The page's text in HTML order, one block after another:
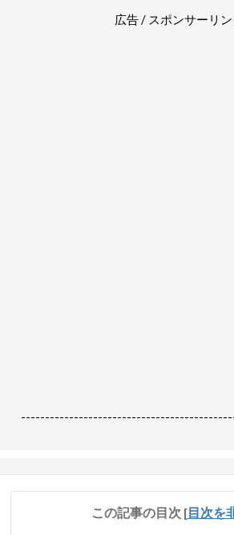
広告 / スポンサーリン
この記事の目次 [目次を